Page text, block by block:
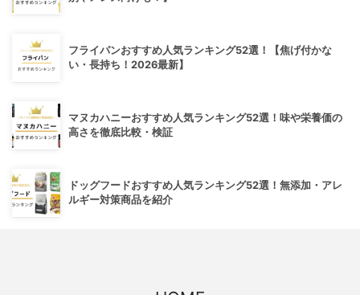
フライパンおすすめ人気ランキング52選！【焦げ付かな
い・長持ち！2026最新】
マヌカハニーおすすめ人気ランキング52選！味や栄養価の
高さを徹底比較・検証
ドッグフードおすすめ人気ランキング52選！無添加・アレ
ルギー対策商品を紹介